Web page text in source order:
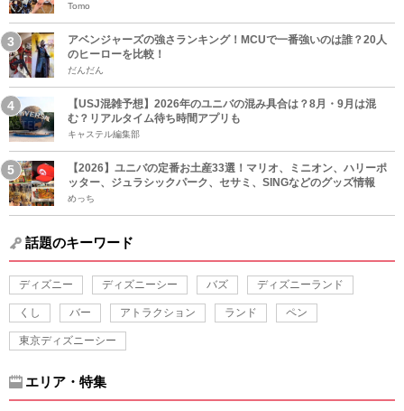
Tomo
アベンジャーズの強さランキング！MCUで一番強いのは誰？20人
のヒーローを比較！
だんだん
【USJ混雑予想】2026年のユニバの混み具合は？8月・9月は混
む？リアルタイム待ち時間アプリも
キャステル編集部
【2026】ユニバの定番お土産33選！マリオ、ミニオン、ハリーポ
ッター、ジュラシックパーク、セサミ、SINGなどのグッズ情報
めっち
話題のキーワード
ディズニー ディズニーシー バズ ディズニーランド
くし バー アトラクション ランド ペン
東京ディズニーシー
エリア・特集